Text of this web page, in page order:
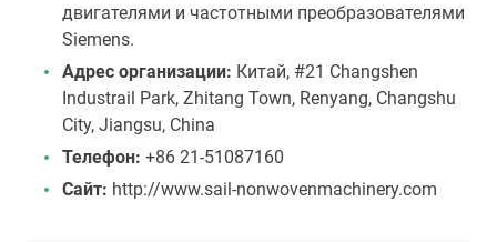
двигателями и частотными преобразователями
Siemens.
Адрес организации: Китай, #21 Changshen
Industrail Park, Zhitang Town, Renyang, Changshu
City, Jiangsu, China
Телефон: +86 21-51087160
Сайт: http://www.sail-nonwovenmachinery.com